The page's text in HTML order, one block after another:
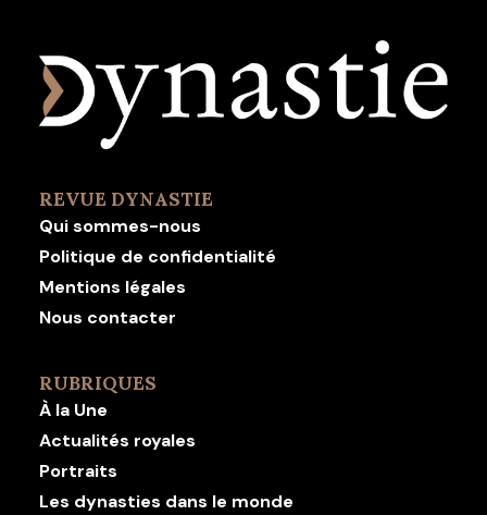
REVUE DYNASTIE
Qui sommes-nous
Politique de confidentialité
Mentions légales
Nous contacter
RUBRIQUES
À la Une
Actualités royales
Portraits
Les dynasties dans le monde